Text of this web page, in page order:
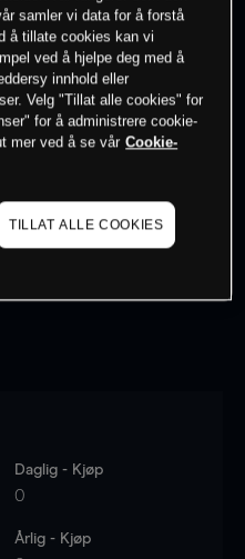
instrumentet
konto
to see latest market data
Daglig - Kjøp
0
Årlig - Kjøp
samler vi data for å forstå
å tillate cookies kan vi
ved å hjelpe deg med å
innhold eller
Velg "Tillat alle cookies" for
for å administrere cookie-
mer ved å se vår Cookie-
TILLAT ALLE COOKIES